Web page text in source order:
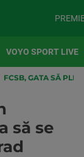
VOYO SPORT LIVE
FCSB, GATA SĂ
să se